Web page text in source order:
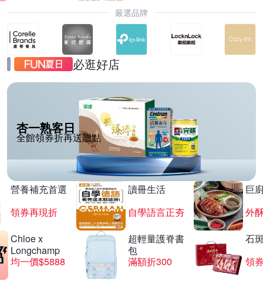
嚴選品牌
必逛好店
杏一熟客日
全館領券折再送贈點
營養補充首選
領券再現折
讀冊生活
自學語言正夯
巨
外
Chloe x
Longchamp
均一價$5888
超輕量護脊書
包
滿額折300
石
領